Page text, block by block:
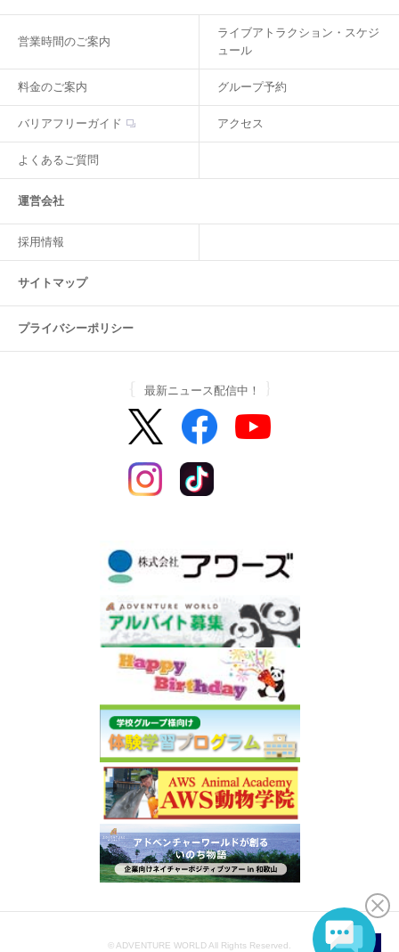
営業時間のご案内
ライブアトラクション・スケジ
ュール
料金のご案内 グループ予約
バリアフリーガイド アクセス
よくあるご質問
運営会社
採用情報
サイトマップ
プライバシーポリシー
最新ニュース配信中！
© ADVENTURE WORLD All Rights Reserved.